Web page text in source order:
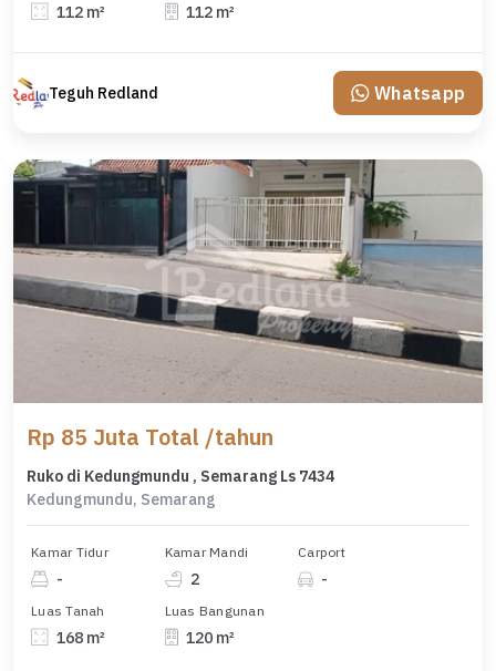
112 m² 112 m²
Teguh Redland Whatsapp
Rp 85 Juta Total /tahun
Ruko di Kedungmundu , Semarang Ls 7434
Kedungmundu, Semarang
Kamar Tidur
-
Kamar Mandi
2
Carport
-
Luas Tanah
168 m²
Luas Bangunan
120 m²